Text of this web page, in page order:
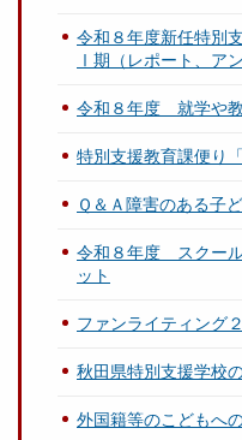
令和８年度新任特別
Ⅰ期（レポート、ア
令和８年度 就学や
特別支援教育課便り
Ｑ＆Ａ障害のある子
令和８年度 スクー
ット
ファンライティング
秋田県特別支援学校
外国籍等のこどもへ